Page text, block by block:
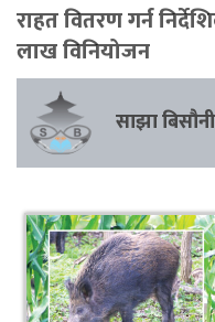
राहत वितरण गर्न
लाख विनियोजन
साझा बिसौनी